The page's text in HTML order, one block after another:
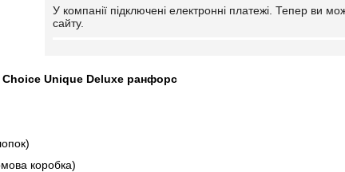
У компанії підключені електронні платежі. Тепер ви
сайту.
Сhoice Unique Deluxe ранфорс
коробка)